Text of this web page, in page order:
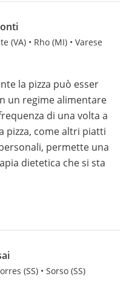
(VA) • Rho (MI) • Varese
la pizza può esser
un regime alimentare
di una volta a
pizza, come altri piatti
permette una
dietetica che si sta
(SS) • Sorso (SS)